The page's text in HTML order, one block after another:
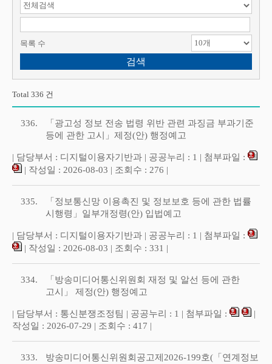
검색 항목 선택
목록 수
Total 336 건
336.
「광고성 정보 전송 법령 위반 관련 과징금 부과기준
등에 관한 고시」제정(안) 행정예고
| 담당부서 : 디지털이용자기반과 | 공공누리 : 1 | 첨부파일 :
| 작성일 : 2026-08-03 | 조회수 : 276 |
335.
「정보통신망 이용촉진 및 정보보호 등에 관한 법률
시행령」일부개정령(안) 입법예고
| 담당부서 : 디지털이용자기반과 | 공공누리 : 1 | 첨부파일 :
| 작성일 : 2026-08-03 | 조회수 : 331 |
334.
「방송미디어통신위원회 재정 및 알선 등에 관한
고시」 제정(안) 행정예고
| 담당부서 : 통신분쟁조정팀 | 공공누리 : 1 | 첨부파일 :
|
작성일 : 2026-07-29 | 조회수 : 417 |
333.
방송미디어통신위원회공고제2026-199호(「연계정보